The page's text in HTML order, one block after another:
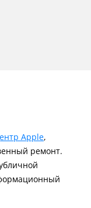
Apple,
ремонт.